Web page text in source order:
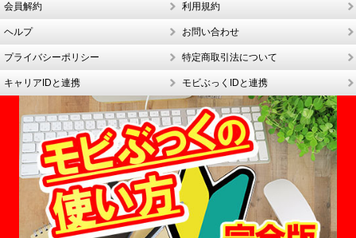
会員解約 利用規約
ヘルプ お問い合わせ
プライバシーポリシー 特定商取引法について
キャリアIDと連携 モビぶっくIDと連携